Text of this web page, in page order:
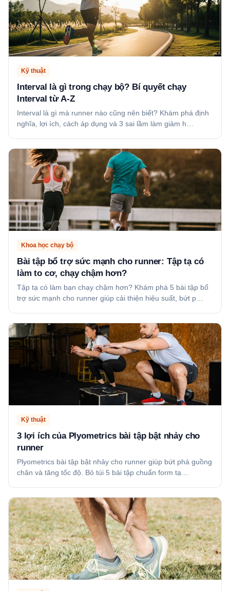
Kỹ thuật
Interval là gì trong chạy bộ? Bí quyết chạy
Interval từ A-Z
Interval là gì mà runner nào cũng nên biết? Khám phá định
nghĩa, lợi ích, cách áp dụng và 3 sai lầm làm giảm h…
Khoa học chạy bộ
Bài tập bổ trợ sức mạnh cho runner: Tập tạ có
làm to cơ, chạy chậm hơn?
Tập tạ có làm bạn chạy chậm hơn? Khám phá 5 bài tập bổ
trợ sức mạnh cho runner giúp cải thiện hiệu suất, bứt p…
Kỹ thuật
3 lợi ích của Plyometrics bài tập bật nhảy cho
runner
Plyometrics bài tập bật nhảy cho runner giúp bứt phá guồng
chân và tăng tốc độ. Bỏ túi 5 bài tập chuẩn form tạ…